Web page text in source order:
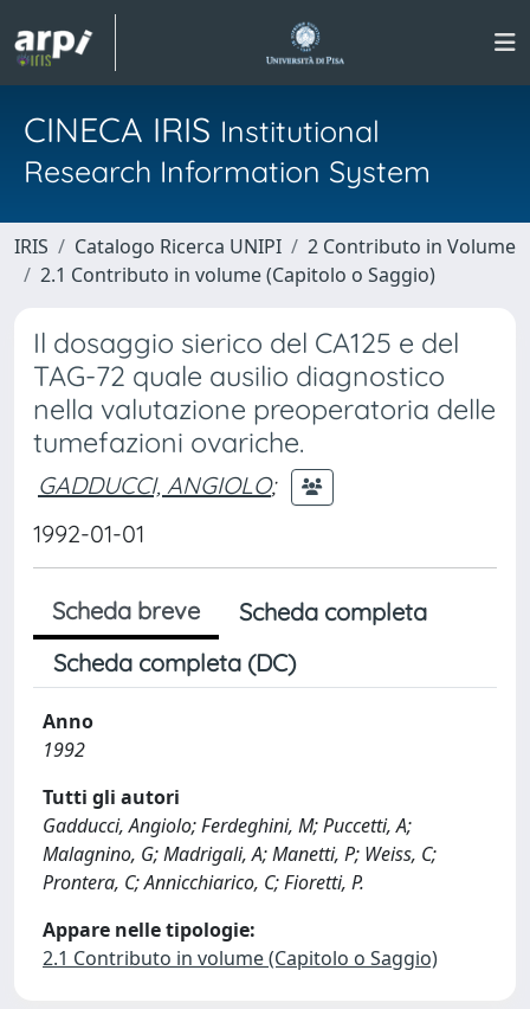
CINECA IRIS Institutional
Research Information System
IRIS Catalogo Ricerca UNIPI
2 Contributo in Volume
2.1 Contributo in volume (Capitolo o Saggio)
Il dosaggio sierico del CA125 e del
TAG-72 quale ausilio diagnostico
nella valutazione preoperatoria delle
tumefazioni ovariche.
GADDUCCI, ANGIOLO;
1992-01-01
Scheda breve
Scheda completa
Scheda completa (DC)
Anno
1992
Tutti gli autori
Gadducci, Angiolo; Ferdeghini, M; Puccetti, A;
Malagnino, G; Madrigali, A; Manetti, P; Weiss, C;
Prontera, C; Annicchiarico, C; Fioretti, P.
Appare nelle tipologie:
2.1 Contributo in volume (Capitolo o Saggio)